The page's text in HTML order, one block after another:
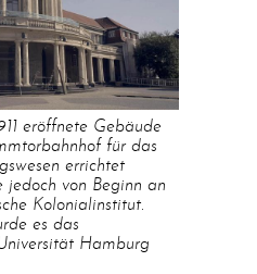
eröffnete Gebäude
für das
errichtet
jedoch von Beginn an
Kolonialinstitut.
es das
Hamburg